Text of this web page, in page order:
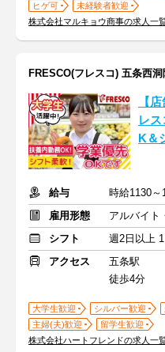
ヒゲ可
未経験者歓迎
株式会社マルキョウ商事の求人一
FRESCO(フレスコ) 五条西洞
【
レ
K＆
給与
雇用形態
アルバイト
シフト
週2日以上
アクセス
五条駅
徒歩4分
大学生歓迎 シルバー歓迎
主婦(夫)歓迎
留学生歓迎
株式会社ハートフレンドの求人一